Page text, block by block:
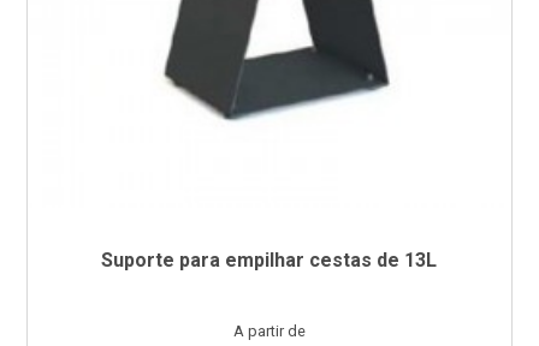
Suporte para empilhar cestas de 13L
Preço
A partir de